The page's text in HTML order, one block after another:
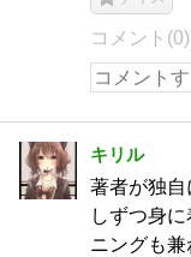
コメント(0)
キリル
著者が独
しずつ身
ニングも